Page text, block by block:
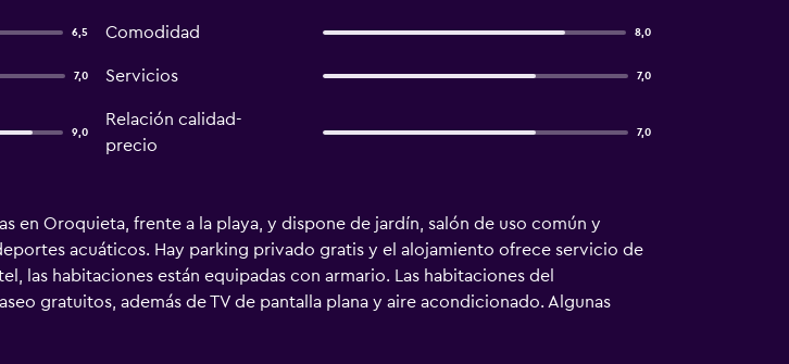
6,5 Comodidad 8,0
7,0 Servicios 7,0
9,0
Relación calidad-
precio
7,0
en Oroquieta, frente a la playa, y dispone de jardín, salón de uso común y
acuáticos. Hay parking privado gratis y el alojamiento ofrece servicio de
las habitaciones están equipadas con armario. Las habitaciones del
gratuitos, además de TV de pantalla plana y aire acondicionado. Algunas
Del Sol Resort Hotel, cada habitación tiene ropa de cama y toallas. En el
billar en Costa Del Sol Resort Hotel, y la zona es ideal para practicar senderismo